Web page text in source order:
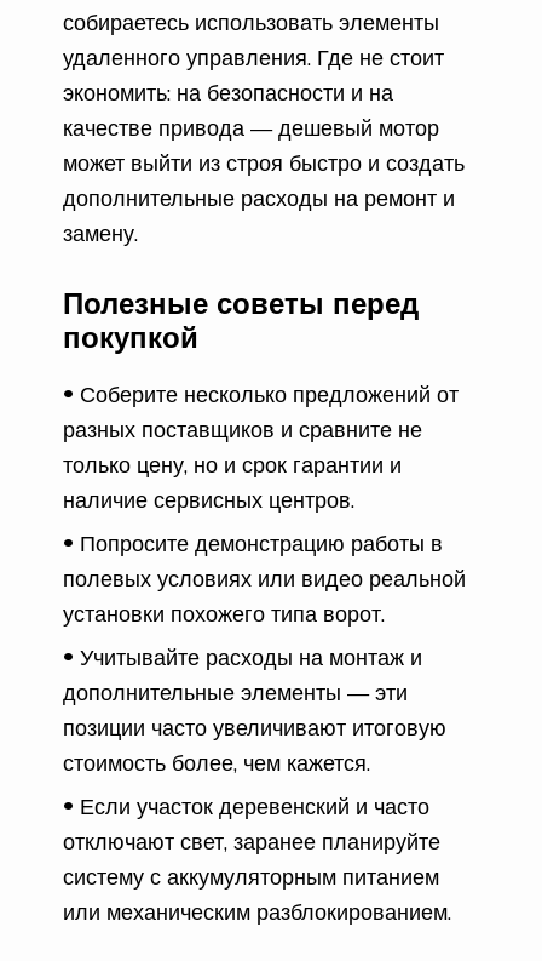
собираетесь использовать элементы
удаленного управления. Где не стоит
экономить: на безопасности и на
качестве привода — дешевый мотор
может выйти из строя быстро и создать
дополнительные расходы на ремонт и
замену.
Полезные советы перед
покупкой
Соберите несколько предложений от
разных поставщиков и сравните не
только цену, но и срок гарантии и
наличие сервисных центров.
Попросите демонстрацию работы в
полевых условиях или видео реальной
установки похожего типа ворот.
Учитывайте расходы на монтаж и
дополнительные элементы — эти
позиции часто увеличивают итоговую
стоимость более, чем кажется.
Если участок деревенский и часто
отключают свет, заранее планируйте
систему с аккумуляторным питанием
или механическим разблокированием.